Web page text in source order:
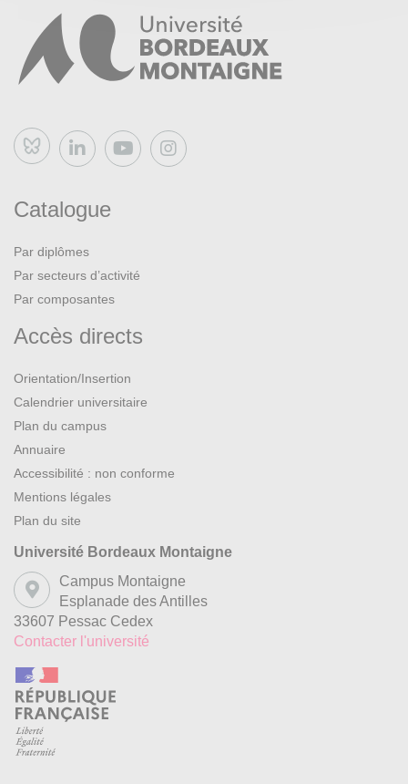
Bluesky
Catalogue
Par diplômes
Par secteurs d’activité
Par composantes
Accès directs
Orientation/Insertion
Calendrier universitaire
Plan du campus
Annuaire
Accessibilité : non conforme
Mentions légales
Plan du site
Université Bordeaux Montaigne
Campus Montaigne
Esplanade des Antilles
33607 Pessac Cedex
Contacter l'université